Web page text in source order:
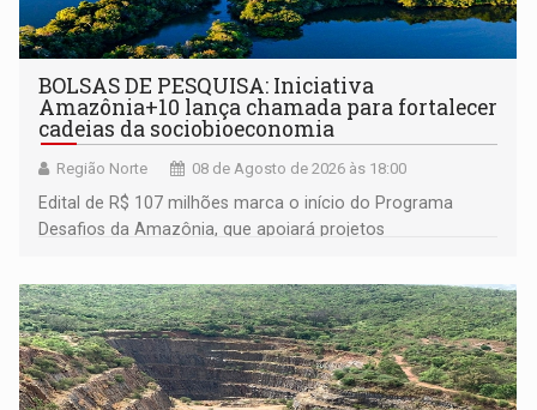
BOLSAS DE PESQUISA: Iniciativa
Amazônia+10 lança chamada para fortalecer
cadeias da sociobioeconomia
Região Norte 08 de Agosto de 2026 às 18:00
Edital de R$ 107 milhões marca o início do Programa
Desafios da Amazônia, que apoiará projetos
submissão de pré-propostas poderá ser feita até 1º de
setembro